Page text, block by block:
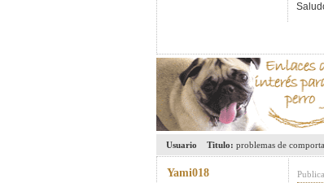
Usuario Titulo: problemas de
Yami018